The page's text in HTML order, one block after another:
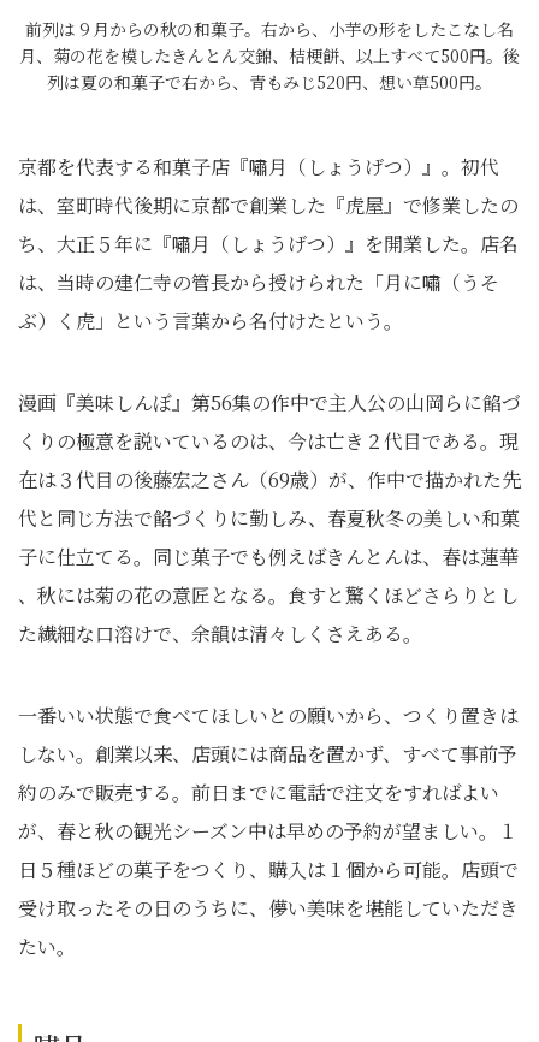
前列は９月からの秋の和菓子。右から、小芋の形をしたこなし名
月、菊の花を模したきんとん交錦、桔梗餅、以上すべて500円。後
列は夏の和菓子で右から、青もみじ520円、想い草500円。
京都を代表する和菓子店『嘯月（しょうげつ）』。初代
は、室町時代後期に京都で創業した『虎屋』で修業したの
ち、大正５年に『嘯月（しょうげつ）』を開業した。店名
は、当時の建仁寺の管長から授けられた「月に嘯（うそ
ぶ）く虎」という言葉から名付けたという。
漫画『美味しんぼ』第56集の作中で主人公の山岡らに餡づ
くりの極意を説いているのは、今は亡き２代目である。現
在は３代目の後藤宏之さん（69歳）が、作中で描かれた先
代と同じ方法で餡づくりに勤しみ、春夏秋冬の美しい和菓
子に仕立てる。同じ菓子でも例えばきんとんは、春は蓮華
、秋には菊の花の意匠となる。食すと驚くほどさらりとし
た繊細な口溶けで、余韻は清々しくさえある。
一番いい状態で食べてほしいとの願いから、つくり置きは
しない。創業以来、店頭には商品を置かず、すべて事前予
約のみで販売する。前日までに電話で注文をすればよい
が、春と秋の観光シーズン中は早めの予約が望ましい。１
日５種ほどの菓子をつくり、購入は１個から可能。店頭で
受け取ったその日のうちに、儚い美味を堪能していただき
たい。